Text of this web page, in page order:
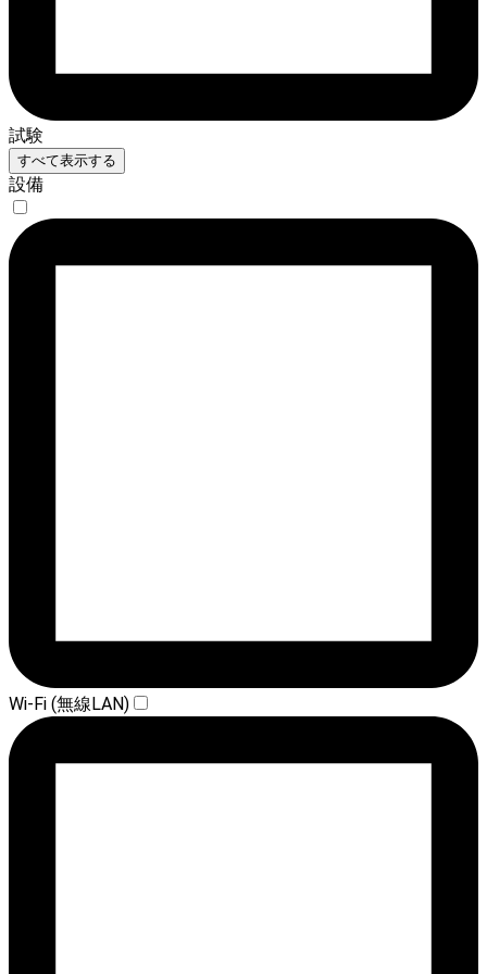
試験
すべて表示する
設備
Wi-Fi (無線LAN)